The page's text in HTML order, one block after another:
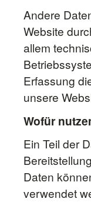
Andere
Website
allem
Erfassung
unsere
Wofür
Ein Teil der
Daten
verwendet